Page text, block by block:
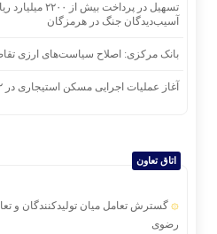
تسهیل در پرداخت
آسیب‌دیدگان جنگ در هرمزگان
بانک مرکزی: اصلاح سیاست‌های ارزی
آغاز عملیات اجرایی مسکن استیجاری در ۱۲ شهر جدید
اتاق تعاون
گسترش تعامل میان تولیدکنندگان و
رضوی